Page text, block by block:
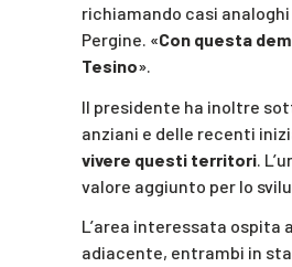
richiamando casi analoghi
Pergine. «Con questa
Tesino».
Il presidente ha inoltre
anziani e delle recenti
vivere questi territori .
valore aggiunto per lo
L’area interessata ospita
adiacente, entrambi in